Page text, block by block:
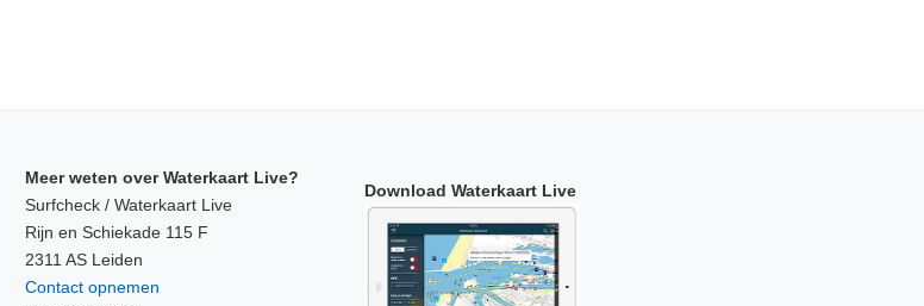
Meer weten over Waterkaart Live?
Surfcheck / Waterkaart Live
Rijn en Schiekade 115 F
2311 AS Leiden
Contact opnemen
Download Waterkaart Live